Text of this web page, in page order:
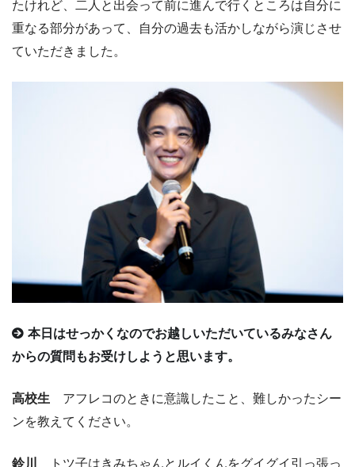
たけれど、二人と出会って前に進んで行くところは自分に
重なる部分があって、自分の過去も活かしながら演じさせ
ていただきました。
本日はせっかくなのでお越しいただいているみなさん
からの質問もお受けしようと思います。
高校生 アフレコのときに意識したこと、難しかったシー
ンを教えてください。
鈴川
トツ子はきみちゃんとルイくんをグイグイ引っ張っ